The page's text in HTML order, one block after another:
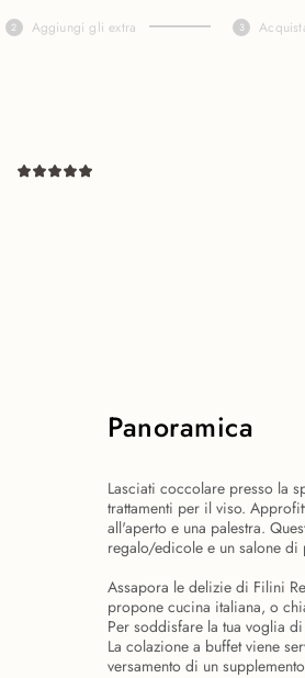
Aggiungi gli extra
Panoramica
Lasciati coccolare presso la
trattamenti per il viso.
all'aperto e una palestra.
regalo/edicole e un salone di
Assapora le delizie di Filini
propone cucina italiana, o
Per soddisfare la tua voglia
La colazione a buffet viene
versamento di un